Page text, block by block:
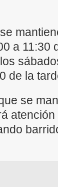
a 11:30
de la
se